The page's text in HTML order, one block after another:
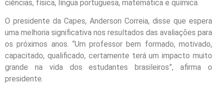
ciências, física, língua portuguesa, matemática e química.
O presidente da Capes, Anderson Correia, disse que espera
uma melhoria significativa nos resultados das avaliações para
os próximos anos. “Um professor bem formado, motivado,
capacitado, qualificado, certamente terá um impacto muito
grande na vida dos estudantes brasileiros”, afirma o
presidente.